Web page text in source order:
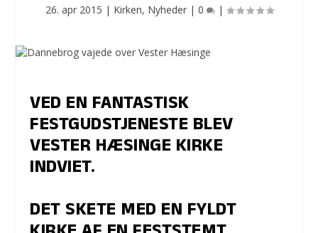
26. apr 2015 | Kirken, Nyheder| 0 |
VED EN FANTASTISK
FESTGUDSTJENESTE BLEV
VESTER HÆSINGE KIRKE
INDVIET.
DET SKETE MED EN FYLDT